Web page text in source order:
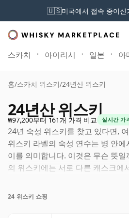
🇺🇸미국에서 접속 중이신
스카치 아이리시 일본 아
홈/스카치 위스키/24년산 위스키
24년산 위스키
₩97,200부터 161개 가격 비교 실시간 가
24년 숙성 위스키를 찾고 있다면,
위스키 라벨의 숙성 연수는 병 안
이를 의미합니다. 이것은 무슨 뜻일
의 위스키에는 서로 다른 캐스크에
년)이라고 적혀 있다면, 더 오래 숙
24 위스키 쇼핑